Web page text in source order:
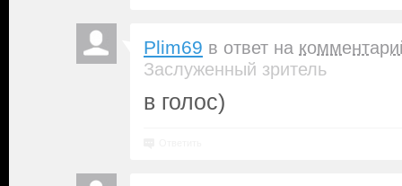
Plim69 в ответ на
Заслуженный зритель
в голос)